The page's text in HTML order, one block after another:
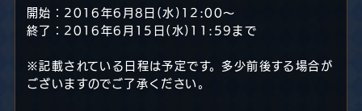
開始：2016年6月8日(水)12:00～
終了：2016年6月15日(水)11:59まで
※記載されている日程は予定です。多少前後する場合が
ございますのでご了承ください。